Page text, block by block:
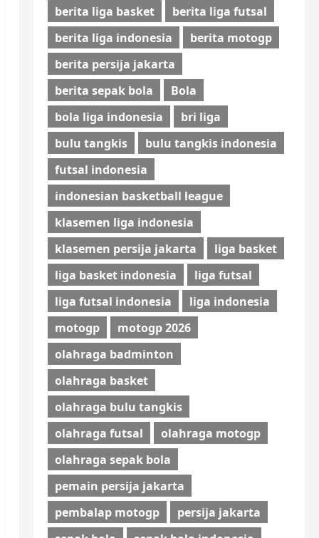
berita liga basket
berita liga futsal
berita liga indonesia
berita motogp
berita persija jakarta
berita sepak bola
Bola
bola liga indonesia
bri liga
bulu tangkis
bulu tangkis indonesia
futsal indonesia
indonesian basketball league
klasemen liga indonesia
klasemen persija jakarta
liga basket
liga basket indonesia
liga futsal
liga futsal indonesia
liga indonesia
motogp
motogp 2026
olahraga badminton
olahraga basket
olahraga bulu tangkis
olahraga futsal
olahraga motogp
olahraga sepak bola
pemain persija jakarta
pembalap motogp
persija jakarta